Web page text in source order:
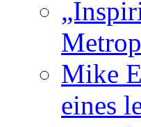
Mike
eines